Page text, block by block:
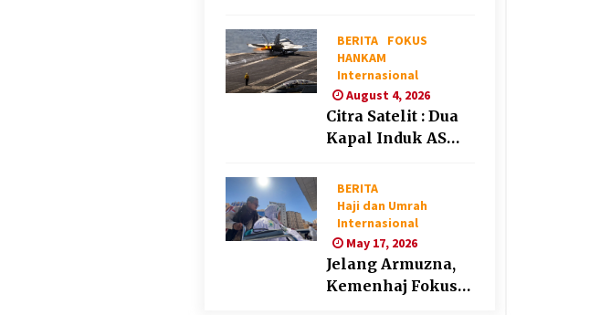
Menjadi Politisi
BERITA
FOKUS
HANKAM
Internasional
August 4, 2026
Citra Satelit : Dua
Kapal Induk AS
Iran
BERITA
Haji dan Umrah
Internasional
May 17, 2026
Jelang Armuzna,
Kemenhaj Fokus